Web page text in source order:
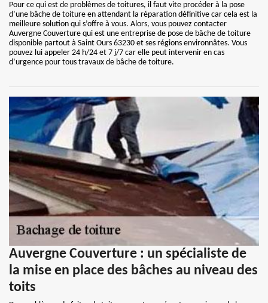
Pour ce qui est de problèmes de toitures, il faut vite procéder à la pose
d’une bâche de toiture en attendant la réparation définitive car cela est la
meilleure solution qui s’offre à vous. Alors, vous pouvez contacter
Auvergne Couverture qui est une entreprise de pose de bâche de toiture
disponible partout à Saint Ours 63230 et ses régions environnâtes. Vous
pouvez lui appeler 24 h/24 et 7 j/7 car elle peut intervenir en cas
d’urgence pour tous travaux de bâche de toiture.
Auvergne Couverture : un spécialiste de
la mise en place des bâches au niveau des
toits